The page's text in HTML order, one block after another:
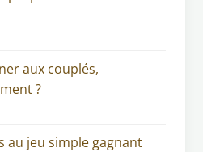
aux couplés,
?
au jeu simple gagnant